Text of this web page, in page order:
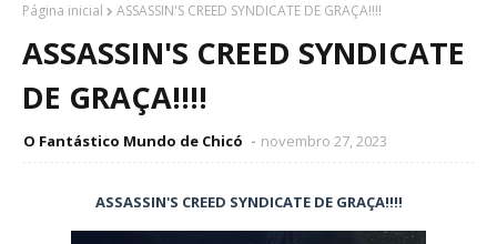
Página inicial ASSASSIN'S CREED SYNDICATE DE GRAÇA!!!!
ASSASSIN'S CREED SYNDICATE
DE GRAÇA!!!!
O Fantástico Mundo de Chicó novembro 27, 2023
ASSASSIN'S CREED SYNDICATE DE GRAÇA!!!!